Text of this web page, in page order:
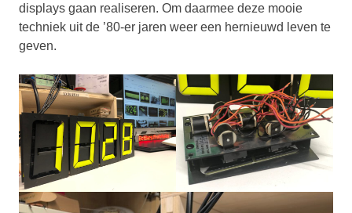
displays gaan realiseren. Om daarmee deze mooie
techniek uit de ’80-er jaren weer een hernieuwd leven te
geven.